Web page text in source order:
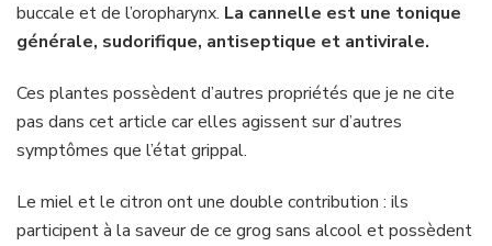
buccale et de l’oropharynx. La cannelle est une tonique
générale, sudorifique, antiseptique et antivirale.
Ces plantes possèdent d’autres propriétés que je ne cite
pas dans cet article car elles agissent sur d’autres
symptômes que l’état grippal.
Le miel et le citron ont une double contribution : ils
participent à la saveur de ce grog sans alcool et possèdent